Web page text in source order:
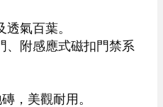
氣百葉。
、附感應式磁扣門禁系
，美觀耐用。